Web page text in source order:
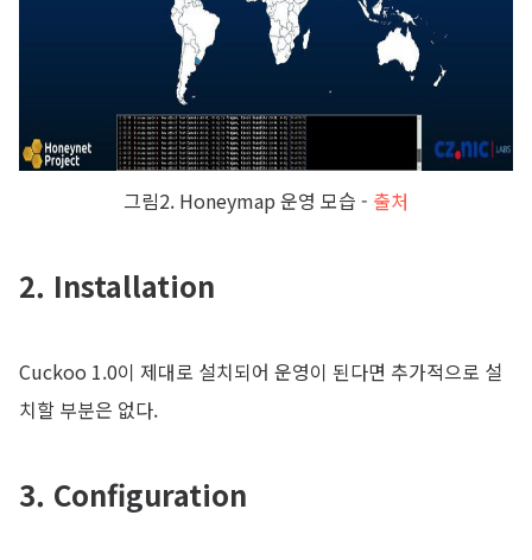
그림2. Honeymap 운영 모습 - 출처
2. Installation
Cuckoo 1.0이 제대로 설치되어 운영이 된다면 추가적으로 설
치할 부분은 없다.
3. Configuration